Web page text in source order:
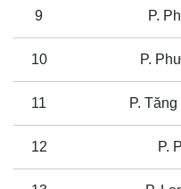
9 P.
10 P.
11 P.
12 P.